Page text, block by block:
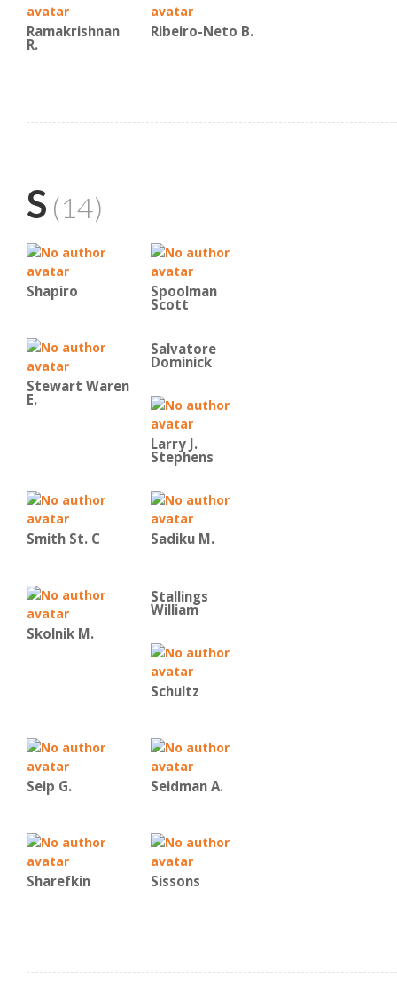
Ramakrishnan
R.
Ribeiro-Neto B.
S (14)
Shapiro Spoolman
Scott
Stewart Waren
E.
Salvatore
Dominick
Larry J.
Stephens
Smith St. C Sadiku M.
Skolnik M.
Stallings
William
Schultz
Seip G. Seidman A.
Sharefkin Sissons